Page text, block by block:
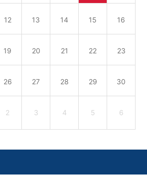
12 13 14 15 16
19 20 21 22 23
26 27 28 29 30
2 3 4 5 6